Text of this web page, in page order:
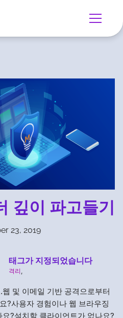
깊이 파고들기
23, 2019
태그가 지정되었습니다
격리,
및 이메일 기반 공격으로부터
?사용자 경험이나 웹 브라우징
?설치할 클라이언트가 없나요?